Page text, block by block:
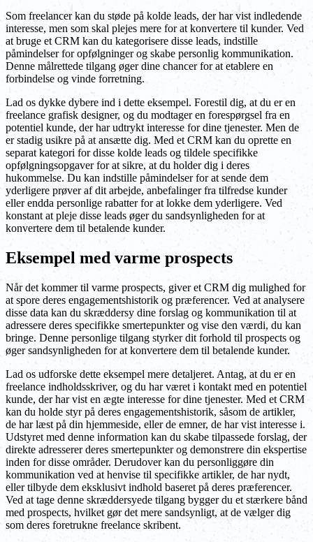
Som freelancer kan du støde på kolde leads, der har vist indledende
interesse, men som skal plejes mere for at konvertere til kunder. Ved
at bruge et CRM kan du kategorisere disse leads, indstille
påmindelser for opfølgninger og skabe personlig kommunikation.
Denne målrettede tilgang øger dine chancer for at etablere en
forbindelse og vinde forretning.
Lad os dykke dybere ind i dette eksempel. Forestil dig, at du er en
freelance grafisk designer, og du modtager en forespørgsel fra en
potentiel kunde, der har udtrykt interesse for dine tjenester. Men de
er stadig usikre på at ansætte dig. Med et CRM kan du oprette en
separat kategori for disse kolde leads og tildele specifikke
opfølgningsopgaver for at sikre, at du holder dig i deres
hukommelse. Du kan indstille påmindelser for at sende dem
yderligere prøver af dit arbejde, anbefalinger fra tilfredse kunder
eller endda personlige rabatter for at lokke dem yderligere. Ved
konstant at pleje disse leads øger du sandsynligheden for at
konvertere dem til betalende kunder.
Eksempel med varme prospects
Når det kommer til varme prospects, giver et CRM dig mulighed for
at spore deres engagementshistorik og præferencer. Ved at analysere
disse data kan du skræddersy dine forslag og kommunikation til at
adressere deres specifikke smertepunkter og vise den værdi, du kan
bringe. Denne personlige tilgang styrker dit forhold til prospects og
øger sandsynligheden for at konvertere dem til betalende kunder.
Lad os udforske dette eksempel mere detaljeret. Antag, at du er en
freelance indholdsskriver, og du har været i kontakt med en potentiel
kunde, der har vist en ægte interesse for dine tjenester. Med et CRM
kan du holde styr på deres engagementshistorik, såsom de artikler,
de har læst på din hjemmeside, eller de emner, de har vist interesse i.
Udstyret med denne information kan du skabe tilpassede forslag, der
direkte adresserer deres smertepunkter og demonstrere din ekspertise
inden for disse områder. Derudover kan du personliggøre din
kommunikation ved at henvise til specifikke artikler, de har nydt,
eller tilbyde dem eksklusivt indhold baseret på deres præferencer.
Ved at tage denne skræddersyede tilgang bygger du et stærkere bånd
med prospects, hvilket gør det mere sandsynligt, at de vælger dig
som deres foretrukne freelance skribent.